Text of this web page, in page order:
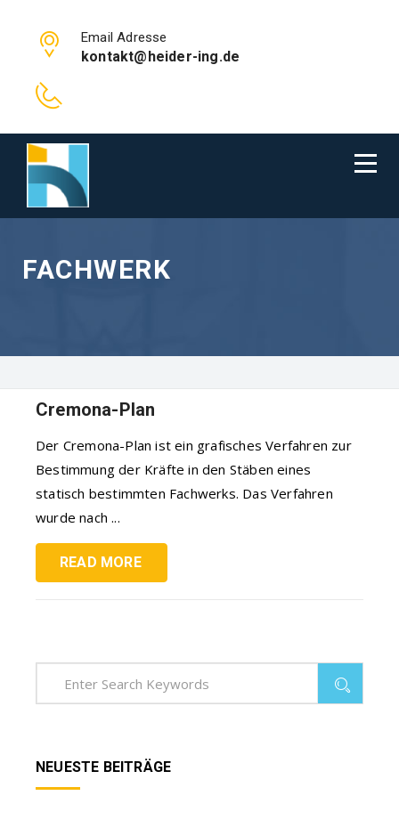
Email Adresse
kontakt@heider-ing.de
FACHWERK
Cremona-Plan
Der Cremona-Plan ist ein grafisches Verfahren zur
Bestimmung der Kräfte in den Stäben eines
statisch bestimmten Fachwerks. Das Verfahren
wurde nach ...
READ MORE
NEUESTE BEITRÄGE